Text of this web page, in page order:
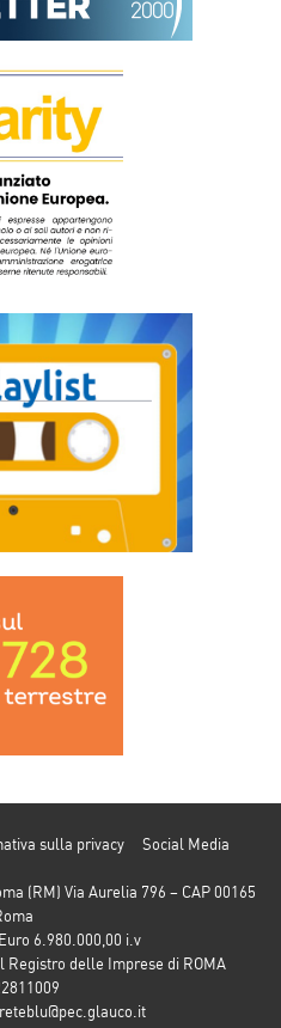
sulla privacy
Social Media
(RM) Via Aurelia 796 – CAP 00165
6.980.000,00 i.v
Registro delle Imprese di ROMA